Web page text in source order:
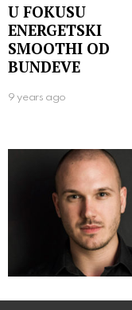
U FOKUSU
ENERGETSKI
SMOOTHI OD
BUNDEVE
9 years ago